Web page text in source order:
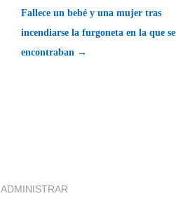
Fallece un bebé y una mujer tras
incendiarse la furgoneta en la que se
encontraban →
ADMINISTRAR